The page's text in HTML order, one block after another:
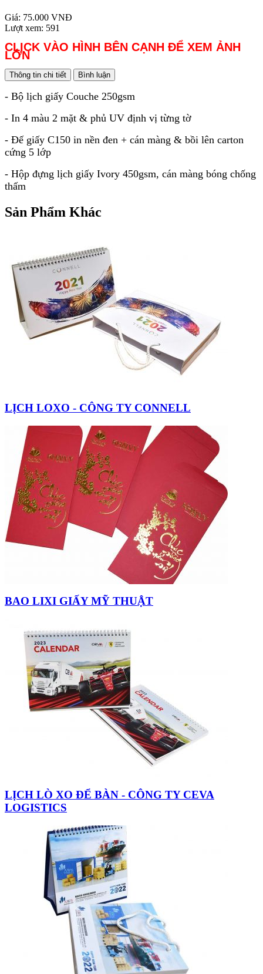
Giá: 75.000 VNĐ
Lượt xem: 591
CLICK VÀO HÌNH BÊN CẠNH ĐỂ XEM ẢNH
LỚN
Thông tin chi tiết Bình luận
- Bộ lịch giấy Couche 250gsm
- In 4 màu 2 mặt & phủ UV định vị từng tờ
- Đế giấy C150 in nền đen + cán màng & bồi lên carton
cứng 5 lớp
- Hộp đựng lịch giấy Ivory 450gsm, cán màng bóng chống
thấm
Sản Phẩm Khác
LỊCH LOXO - CÔNG TY CONNELL
BAO LIXI GIẤY MỸ THUẬT
LỊCH LÒ XO ĐỂ BÀN - CÔNG TY CEVA
LOGISTICS